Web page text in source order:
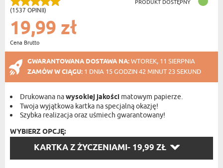
(1537 OPINII)
PRODUKT DOSTĘPNY
19,99 zł
Cena Brutto
GWARANTOWANA DOSTAWA NA:WTOREK, 11 SIERPNIA
ZAMÓW W CIĄGU: 1 DNIA 15 GODZIN 42 MINUT 23 SEKUND
Drukowana nawysokiej jakości matowym papierze.
Twoja wyjątkowa kartka na specjalną okazję!
Szybka realizacja oraz uśmiech gwarantowany!
WYBIERZ OPCJĘ:
KARTKA Z ŻYCZENIAMI- 19,99 ZŁ
WYBIERZ